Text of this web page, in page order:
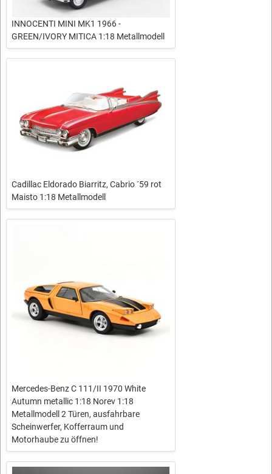
INNOCENTI MINI MK1 1966 -
GREEN/IVORY MITICA 1:18 Metallmodell
Cadillac Eldorado Biarritz, Cabrio ´59 rot
Maisto 1:18 Metallmodell
Mercedes-Benz C 111/II 1970 White
Autumn metallic 1:18 Norev 1:18
Metallmodell 2 Türen, ausfahrbare
Scheinwerfer, Kofferraum und
Motorhaube zu öffnen!